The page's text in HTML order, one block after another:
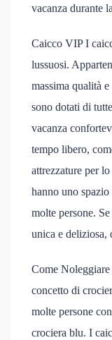
vacanza durante
Caicco VIP I
lussuosi.
massima qualità
sono dotati di
vacanza
tempo libero,
attrezzature per
hanno uno
molte persone.
unica e deliziosa,
Come
concetto di
molte persone
crociera blu. I